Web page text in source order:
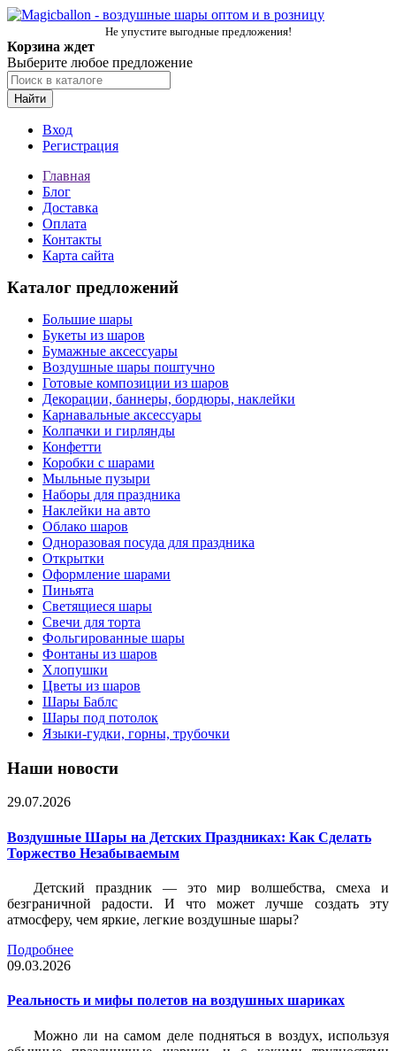
Не упустите выгодные предложения!
Корзина ждет
Выберите любое предложение
Найти
Вход
Регистрация
Главная
Блог
Доставка
Оплата
Контакты
Карта сайта
Каталог предложений
Большие шары
Букеты из шаров
Бумажные аксессуары
Воздушные шары поштучно
Готовые композиции из шаров
Декорации, баннеры, бордюры, наклейки
Карнавальные аксессуары
Колпачки и гирлянды
Конфетти
Коробки с шарами
Мыльные пузыри
Наборы для праздника
Наклейки на авто
Облако шаров
Одноразовая посуда для праздника
Открытки
Оформление шарами
Пиньята
Светящиеся шары
Свечи для торта
Фольгированные шары
Фонтаны из шаров
Хлопушки
Цветы из шаров
Шары Баблс
Шары под потолок
Языки-гудки, горны, трубочки
Наши новости
29.07.2026
Воздушные Шары на Детских Праздниках: Как Сделать
Торжество Незабываемым
Детский праздник — это мир волшебства, смеха и
безграничной радости. И что может лучше создать эту
атмосферу, чем яркие, легкие воздушные шары?
Подробнее
09.03.2026
Реальность и мифы полетов на воздушных шариках
Можно ли на самом деле подняться в воздух, используя